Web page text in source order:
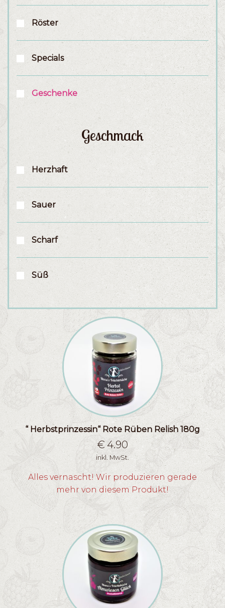
Röster
Specials
Geschenke
Geschmack
Herzhaft
Sauer
Scharf
Süß
“ Herbstprinzessin“ Rote Rüben Relish 180g
€4.90
inkl. MwSt.
Alles vernascht! Wir produzieren gerade
mehr von diesem Produkt!